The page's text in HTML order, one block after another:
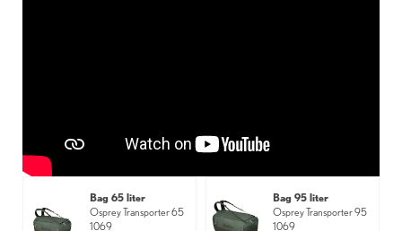
Bag 65 liter
Osprey Transporter 65
1069
Bag 95 liter
Osprey Transporter 95
1069